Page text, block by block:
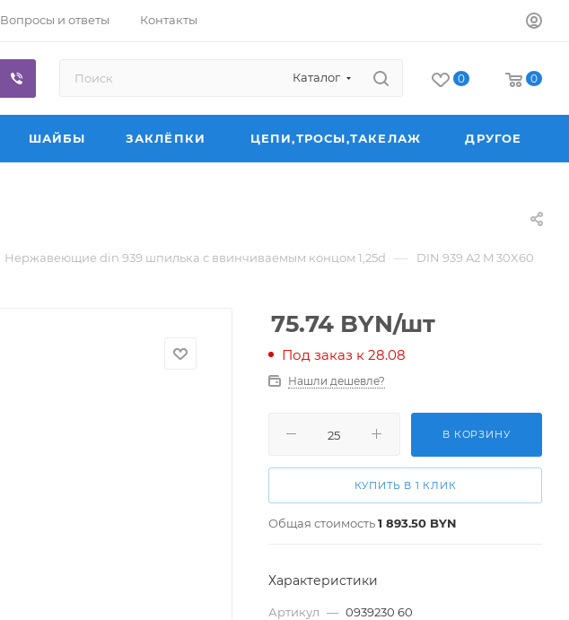
Вопросы и ответы Контакты
Каталог 0 0
ШАЙБЫ ЗАКЛЁПКИ ЦЕПИ,ТРОСЫ,ТАКЕЛАЖ ДРУГОЕ
Нержавеющие din 939 шпилька с ввинчиваемым концом 1,25d — DIN 939 A2 M 30X60
75.74 BYN/шт
Под заказ к 28.08
Нашли дешевле?
В КОРЗИНУ
КУПИТЬ В 1 КЛИК
Общая стоимость1 893.50 BYN
Характеристики
Артикул — 0939230 60